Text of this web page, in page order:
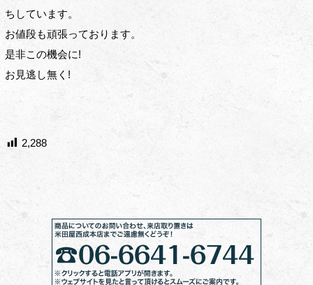
ちしています。
お値段も頑張っております。
是非この機会に!
お見逃し無く!
2,288